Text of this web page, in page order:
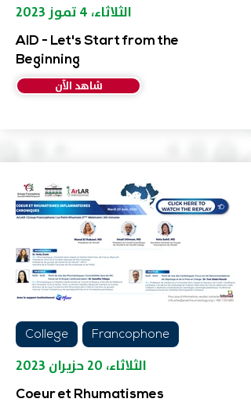
الثلاثاء، ٤ تموز ٢٠٢٣
AID - Let's Start from the
Beginning
شاهد الآن
College Francophone
الثلاثاء، ٢٠ حزيران ٢٠٢٣
Coeur et Rhumatismes